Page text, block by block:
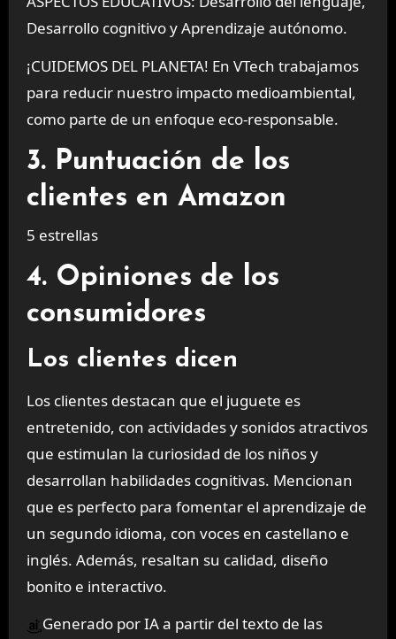
Desarrollo cognitivo y Aprendizaje autónomo.
¡CUIDEMOS DEL PLANETA! En VTech trabajamos
para reducir nuestro impacto medioambiental,
como parte de un enfoque eco-responsable.
3. Puntuación de los
clientes en Amazon
5 estrellas
4. Opiniones de los
consumidores
Los clientes dicen
Los clientes destacan que el juguete es
entretenido, con actividades y sonidos atractivos
que estimulan la curiosidad de los niños y
desarrollan habilidades cognitivas. Mencionan
que es perfecto para fomentar el aprendizaje de
un segundo idioma, con voces en castellano e
inglés. Además, resaltan su calidad, diseño
bonito e interactivo.
Generado por IA a partir del texto de las